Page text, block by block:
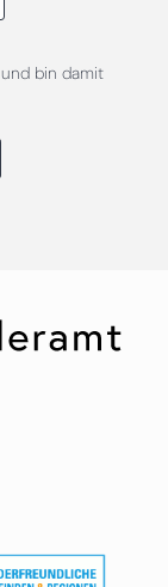
bin damit